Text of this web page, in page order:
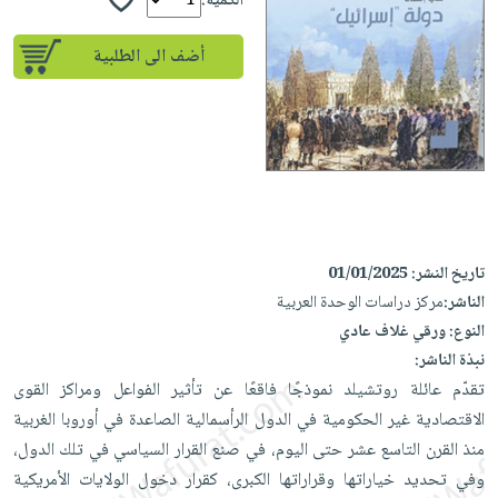
إختياراتنا
كتب
أكاديمية
صندوق
القراءة
iKitab
بلا
حدود
أسئلة
يتكرر
على
Android
تحميل
iKitab
على
Apple
أسئلة
يتكرر
طرحها
تحميل
masmu3
على
masmu3
على
Apple
المواضيع
الأكثر
مبيعاً
إختياراتنا
وسائل
القراءة
جوائز
تعليمية
الصحة
والعناية
الشخصية
جديد
العناية
الشخصية
العناية
وتصفيف
الشعر
العناية
بالجسم
المطبخ
والسفرة
جديد
الكل
أواني
الطهي
أدوات
متجر
الهدايا
أقسام
أضف الى الطلبية
تاريخ النشر:01/01/2025
الناشر:مركز دراسات الوحدة العربية
النوع:ورقي غلاف عادي
نبذة الناشر:
تقدّم عائلة روتشيلد نموذجًا فاقعًا عن تأثير الفواعل ومراكز القوى
الاقتصادية غير الحكومية في الدول الرأسمالية الصاعدة في أوروبا الغربية
منذ القرن التاسع عشر حتى اليوم، في صنع القرار السياسي في تلك الدول،
وفي تحديد خياراتها وقراراتها الكبرى، كقرار دخول الولايات الأمريكية